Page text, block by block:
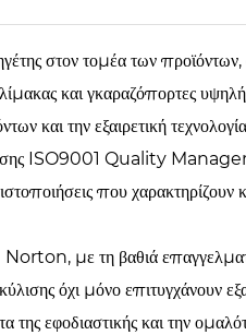
τομέα των προϊόντων, όχι
και γκαραζόπορτες
και την εξαιρετική
ISO9001 Quality
που
με τη βαθιά
όχι μόνο επιτυγχάνουν
εφοδιαστικής και την